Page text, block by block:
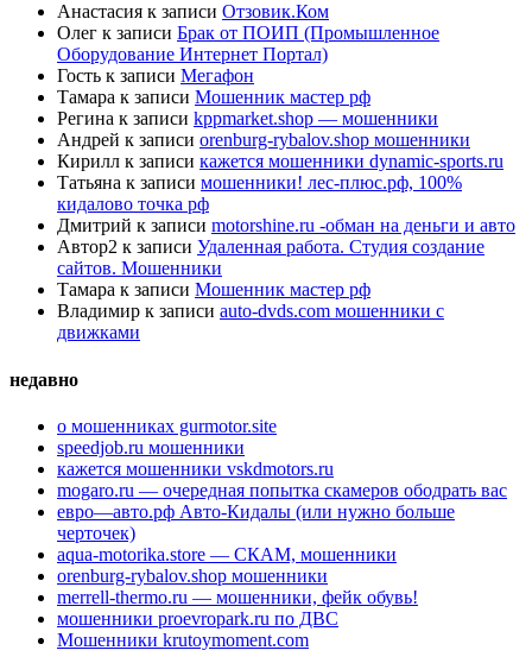
Анастасия к записи Отзовик.Ком
Олег к записи Брак от ПОИП (Промышленное
Оборудование Интернет Портал)
Гость к записи Мегафон
Тамара к записи Мошенник мастер рф
Регина к записи kppmarket.shop — мошенники
Андрей к записи orenburg-rybalov.shop мошенники
Кирилл к записи кажется мошенники dynamic-sports.ru
Татьяна к записи мошенники! лес-плюс.рф, 100%
кидалово точка рф
Дмитрий к записи motorshine.ru -обман на деньги и авто
Автор2 к записи Удаленная работа. Студия создание
сайтов. Мошенники
Тамара к записи Мошенник мастер рф
Владимир к записи auto-dvds.com мошенники с
движками
недавно
о мошенниках gurmotor.site
speedjob.ru мошенники
кажется мошенники vskdmotors.ru
mogaro.ru — очередная попытка скамеров ободрать вас
евро—авто.рф Авто-Кидалы (или нужно больше
черточек)
aqua-motorika.store — СКАМ, мошенники
orenburg-rybalov.shop мошенники
merrell-thermo.ru — мошенники, фейк обувь!
мошенники proevropark.ru по ДВС
Мошенники krutoymoment.com